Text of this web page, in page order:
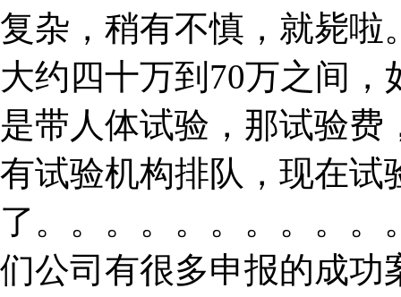
复杂，稍有不慎，就毙啦
大约四十万到70万之间
是带人体试验，那试验费
有试验机构排队，现在试
了。。。。。。。。。
们公司有很多申报的成功